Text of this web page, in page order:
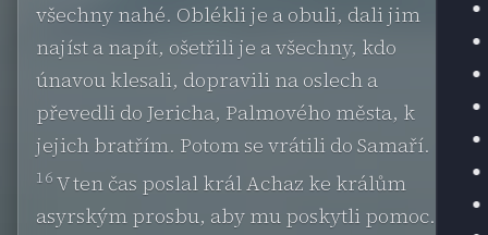
všechny nahé. Oblékli je a obuli, dali jim
najíst a napít, ošetřili je a všechny, kdo
únavou klesali, dopravili na oslech a
převedli do Jericha, Palmového města, k
jejich bratřím. Potom se vrátili do Samaří.
16 V ten čas poslal král Achaz ke králům
asyrským prosbu, aby mu poskytli pomoc.